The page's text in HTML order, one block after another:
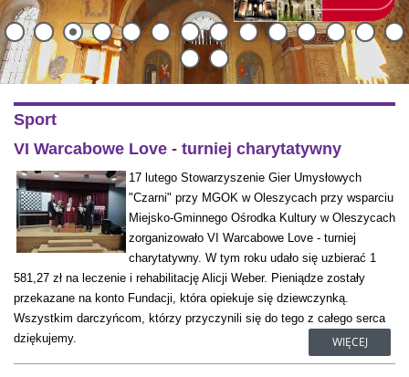
Sport
VI Warcabowe Love - turniej charytatywny
17 lutego Stowarzyszenie Gier Umysłowych
"Czarni" przy MGOK w Oleszycach przy wsparciu
Miejsko-Gminnego Ośrodka Kultury w Oleszycach
zorganizowało VI Warcabowe Love - turniej
charytatywny. W tym roku udało się uzbierać 1
581,27 zł na leczenie i rehabilitację Alicji Weber. Pieniądze zostały
przekazane na konto Fundacji, która opiekuje się dziewczynką.
Wszystkim darczyńcom, którzy przyczynili się do tego z całego serca
dziękujemy.
WIĘCEJ